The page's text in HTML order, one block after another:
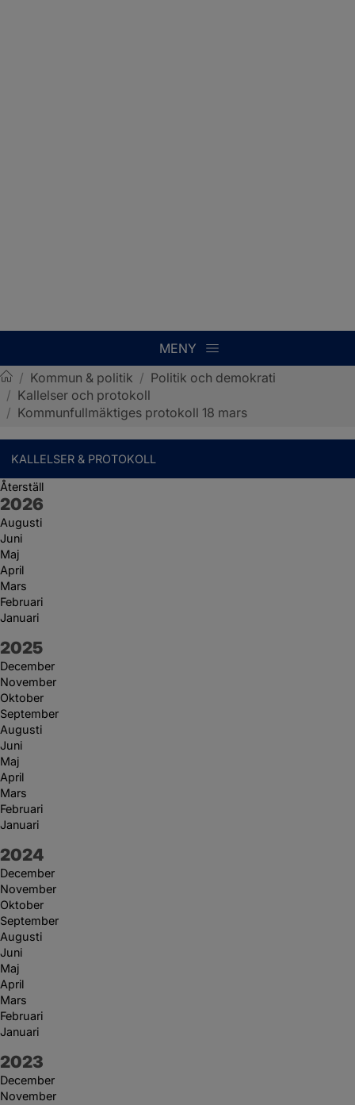
MENY
Sotenäs kommun
/ Kommun & politik / Politik och demokrati
/ Kallelser och protokoll
/ Kommunfullmäktiges protokoll 18 mars
KALLELSER & PROTOKOLL
Återställ
År:
2026
Augusti
Juni
Maj
April
Mars
Februari
Januari
År:
2025
December
November
Oktober
September
Augusti
Juni
Maj
April
Mars
Februari
Januari
År:
2024
December
November
Oktober
September
Augusti
Juni
Maj
April
Mars
Februari
Januari
År:
2023
December
November